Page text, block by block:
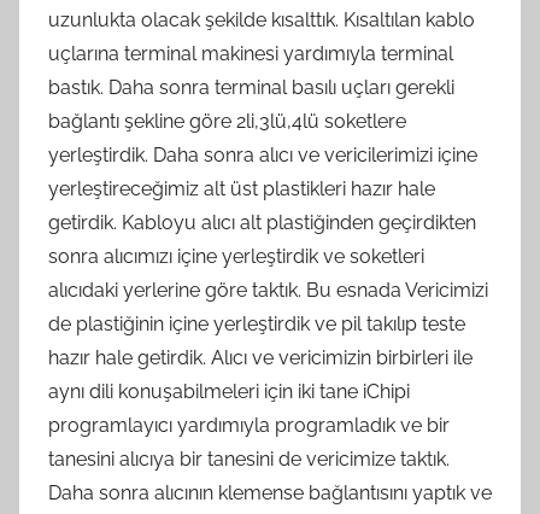
uzunlukta olacak şekilde kısalttık. Kısaltılan kablo
uçlarına terminal makinesi yardımıyla terminal
bastık. Daha sonra terminal basılı uçları gerekli
bağlantı şekline göre 2li,3lü,4lü soketlere
yerleştirdik. Daha sonra alıcı ve vericilerimizi içine
yerleştireceğimiz alt üst plastikleri hazır hale
getirdik. Kabloyu alıcı alt plastiğinden geçirdikten
sonra alıcımızı içine yerleştirdik ve soketleri
alıcıdaki yerlerine göre taktık. Bu esnada Vericimizi
de plastiğinin içine yerleştirdik ve pil takılıp teste
hazır hale getirdik. Alıcı ve vericimizin birbirleri ile
aynı dili konuşabilmeleri için iki tane iChipi
programlayıcı yardımıyla programladık ve bir
tanesini alıcıya bir tanesini de vericimize taktık.
Daha sonra alıcının klemense bağlantısını yaptık ve